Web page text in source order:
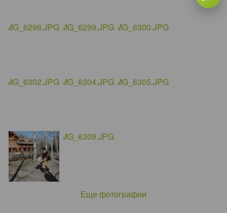
Еще фотографии